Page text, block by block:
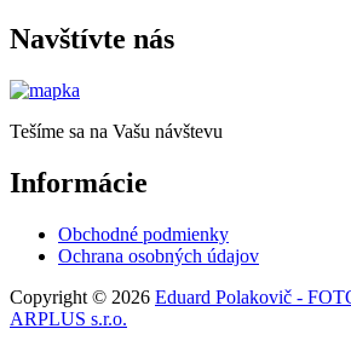
Navštívte nás
Tešíme sa na Vašu návštevu
Informácie
Obchodné podmienky
Ochrana osobných údajov
Copyright © 2026 Eduard Polakovič -
ARPLUS s.r.o.